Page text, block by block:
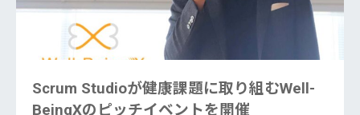
Scrum Studioが健康課題に取り組むWell-
BeingXのピッチイベントを開催